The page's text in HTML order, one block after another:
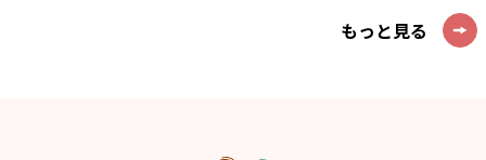
もっと見る